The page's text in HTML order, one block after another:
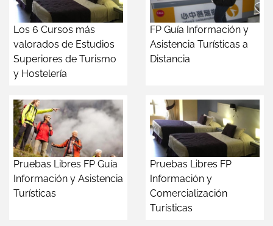
Los 6 Cursos más
valorados de Estudios
Superiores de Turismo
y Hostelería
FP Guía Información y
Asistencia Turísticas a
Distancia
Pruebas Libres FP Guía
Información y Asistencia
Turísticas
Pruebas Libres FP
Información y
Comercialización
Turísticas